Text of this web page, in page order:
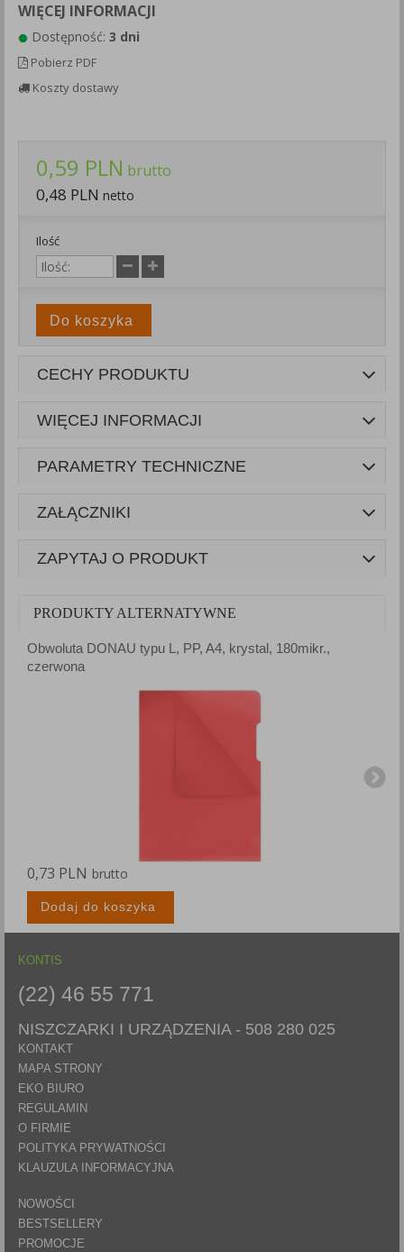
WIĘCEJ INFORMACJI
Dostępność: 3 dni
Pobierz PDF
Koszty dostawy
0,59 PLN brutto
0,48 PLN netto
Ilość
Do koszyka
CECHY PRODUKTU
WIĘCEJ INFORMACJI
PARAMETRY TECHNICZNE
ZAŁĄCZNIKI
ZAPYTAJ O PRODUKT
PRODUKTY ALTERNATYWNE
Obwoluta DONAU typu L, PP, A4, krystal, 180mikr.,
czerwona
0,73 PLN brutto
Dodaj do koszyka
KONTIS
(22) 46 55 771
NISZCZARKI I URZĄDZENIA - 508 280 025
KONTAKT
MAPA STRONY
EKO BIURO
REGULAMIN
O FIRMIE
POLITYKA PRYWATNOŚCI
KLAUZULA INFORMACYJNA
NOWOŚCI
BESTSELLERY
PROMOCJE
czy cenach indywidualnych, ważna jest Państwa wcześniejsza
Każda Państwa zgoda jest dobrowolna i można ją w dowolnym
momencie wycofać.
Polityka prywatności (rozwiń)